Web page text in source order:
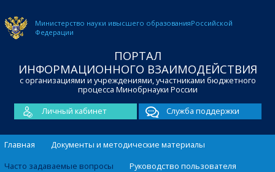
Министерство науки ивысшего образованияРоссийской
Федерации
ПОРТАЛ
ИНФОРМАЦИОННОГО ВЗАИМОДЕЙСТВИЯ
с организациями и учреждениями, участниками бюджетного
процесса Минобрнауки России
Личный кабинет
Служба поддержки
Главная
Документы и методические материалы
Часто задаваемые вопросы
Руководство пользователя